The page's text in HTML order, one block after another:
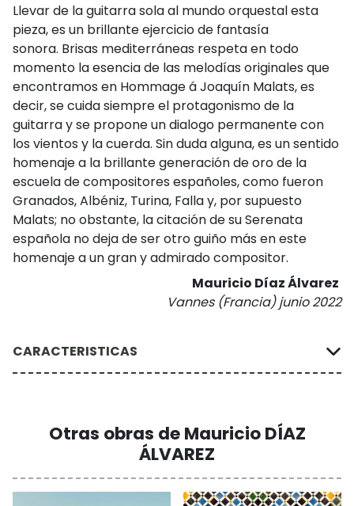
Llevar de la guitarra sola al mundo orquestal esta
pieza, es un brillante ejercicio de fantasía
sonora. Brisas mediterráneas respeta en todo
momento la esencia de las melodías originales que
encontramos en Hommage á Joaquín Malats, es
decir, se cuida siempre el protagonismo de la
guitarra y se propone un dialogo permanente con
los vientos y la cuerda. Sin duda alguna, es un sentido
homenaje a la brillante generación de oro de la
escuela de compositores españoles, como fueron
Granados, Albéniz, Turina, Falla y, por supuesto
Malats; no obstante, la citación de su Serenata
española no deja de ser otro guiño más en este
homenaje a un gran y admirado compositor.
Mauricio Díaz Álvarez
Vannes (Francia) junio 2022
CARACTERISTICAS
Otras obras de Mauricio DÍAZ
ÁLVAREZ